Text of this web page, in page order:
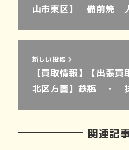
山市東区】 備前焼
新しい投稿
【買取情報】【出張買
北区方面】鉄瓶 ・
関連記